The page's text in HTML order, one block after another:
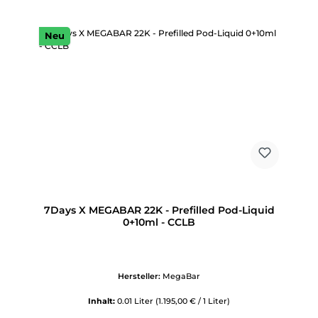
Neu
7Days X MEGABAR 22K - Prefilled Pod-Liquid
0+10ml - CCLB
Hersteller: MegaBar
Inhalt: 0.01 Liter (1.195,00 € / 1 Liter)